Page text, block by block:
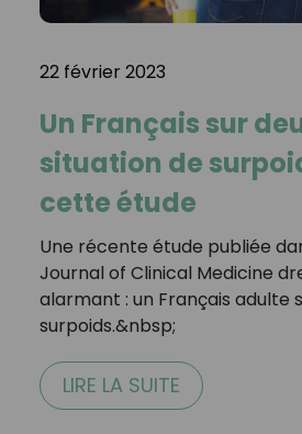
22 février 2023
Un Français sur
situation de
cette étude
Une récente étude publiée
Journal of Clinical Medicine
alarmant : un Français adulte
surpoids.&nbsp;
LIRE LA SUITE